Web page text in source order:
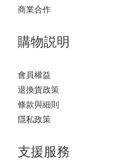
商業合作
購物説明
會員權益
退換貨政策
條款與細則
隱私政策
支援服務